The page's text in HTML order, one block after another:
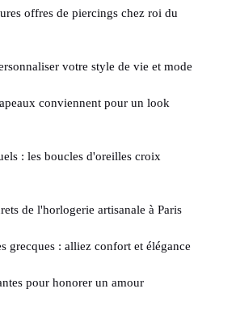
offres de piercings chez roi du
votre style de vie et mode
conviennent pour un look
: les boucles d'oreilles croix
de l'horlogerie artisanale à Paris
grecques : alliez confort et élégance
pour honorer un amour